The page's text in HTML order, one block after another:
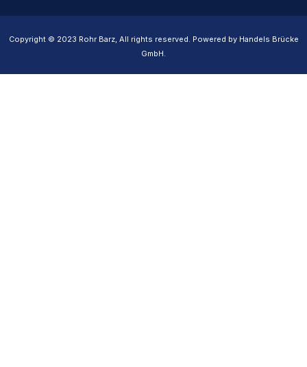
Copyright © 2023 Rohr Barz, All rights reserved. Powered by Handels Brücke
GmbH.